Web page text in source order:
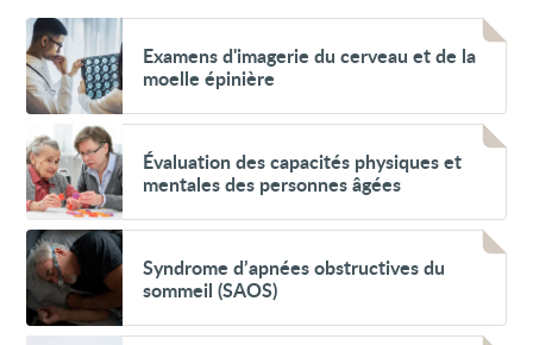
Voir
Examens
d'imagerie
du
cerveau
de
la
moelle
épinière
Examens d'imagerie du cerveau et de la
moelle épinière
Voir
Évaluation
des
capacités
physiques
et
mentales
des
personnes
âgées
Évaluation des capacités physiques et
mentales des personnes âgées
Voir
Syndrome
d’apnées
obstructives
du
sommeil
Syndrome d’apnées obstructives du
sommeil (SAOS)